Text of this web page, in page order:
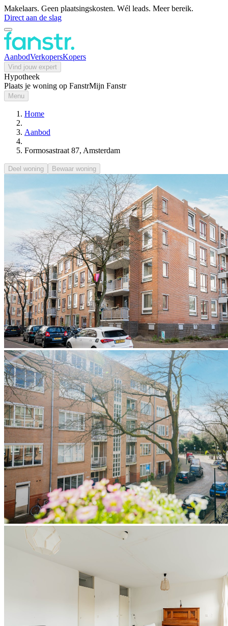
Makelaars. Geen plaatsingskosten. Wél leads. Meer bereik.
Direct aan de slag
AanbodVerkopersKopers
Vind jouw expert
Hypotheek
Plaats je woning op FanstrMijn Fanstr
Menu
Home
Aanbod
Formosastraat 87, Amsterdam
Deel woning Bewaar woning